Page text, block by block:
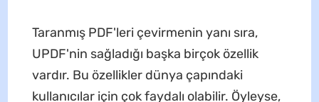
Taranmış PDF'leri çevirmenin yanı sıra,
UPDF'nin sağladığı başka birçok özellik
vardır. Bu özellikler dünya çapındaki
kullanıcılar için çok faydalı olabilir. Öyleyse,